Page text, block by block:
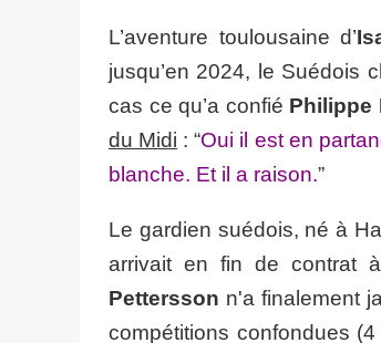
L’aventure toulousaine d’
jusqu’en 2024, le Suédois
cas ce qu’a confié Philippe
du Midi : “Oui il est en
blanche. Et il a raison.”
Le gardien suédois, né à
arrivait en fin de contrat
Pettersson n'a finalement
compétitions confondues